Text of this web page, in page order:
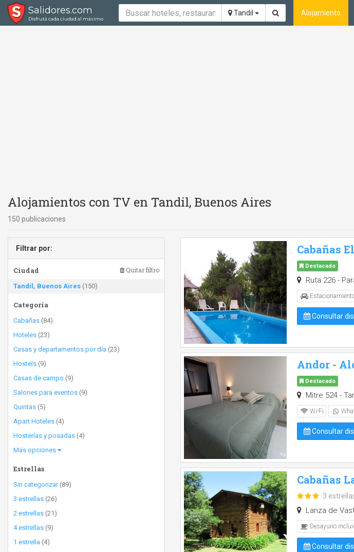
Salidores.com
Disfrutá cada ciudad al máximo
Tandil Alojamiento
Alojamientos con TV en Tandil, Buenos Aires
150 publicaciones
Filtrar por:
Ciudad Quitar filtro
Tandil, Buenos Aires (150)
Categoría
Cabañas (84)
Hoteles (23)
Casas y departamentos por día (23)
Hostels (9)
Casas de campo (9)
Salones para eventos (9)
Quintas (5)
Apart Hoteles (4)
Hosterías y posadas (4)
Más opciones
Estrellas
Sin categorizar(89)
3 estrellas (26)
2 estrellas (21)
4 estrellas (9)
1 estrella (4)
Cabañas
Destacado
Ruta 226 -
Consultar
Andor -
Destacado
Mitre 524 -
Wi-Fi
Consultar
Cabañas
3
Lanza de
Desayuno
Consultar